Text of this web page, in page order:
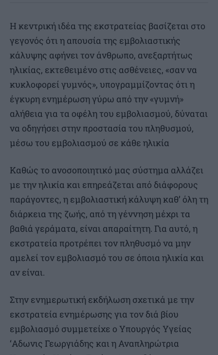
Η κεντρική ιδέα της εκστρατείας βασίζεται στο
γεγονός ότι η απουσία της εμβολιαστικής
κάλυψης αφήνει τον άνθρωπο, ανεξαρτήτως
ηλικίας, εκτεθειμένο στις ασθένειες, «σαν να
κυκλοφορεί γυμνός», υπογραμμίζοντας ότι η
έγκυρη ενημέρωση γύρω από την «γυμνή»
αλήθεια για τα οφέλη του εμβολιασμού, δύναται
να οδηγήσει στην προστασία του πληθυσμού,
μέσω του εμβολιασμού σε κάθε ηλικία
Καθώς το ανοσοποιητικό μας σύστημα αλλάζει
με την ηλικία και επηρεάζεται από διάφορους
παράγοντες, η εμβολιαστική κάλυψη καθ’ όλη τη
διάρκεια της ζωής, από τη γέννηση μέχρι τα
βαθιά γεράματα, είναι απαραίτητη. Για αυτό, η
εκστρατεία προτρέπει τον πληθυσμό να μην
αμελεί τον εμβολιασμό του σε όποια ηλικία και
αν είναι.
Στην ενημερωτική εκδήλωση σχετικά με την
εκστρατεία ενημέρωσης για τον διά βίου
εμβολιασμό συμμετείχε ο Υπουργός Υγείας
‘Αδωνις Γεωργιάδης και η Αναπληρώτρια